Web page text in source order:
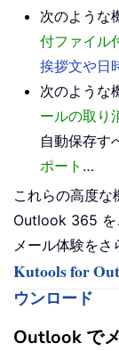
次のような
付ファイル
挨拶文や日
次のような
ールの取り
自動保存す
ポート …
これらの高度
Outlook 365 を
メール体験をさ
Kutools for
ウンロード
Outlook で